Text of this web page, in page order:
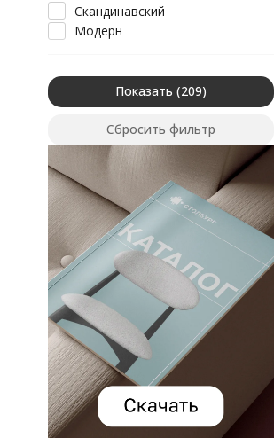
Скандинавский
Модерн
Показать
Сбросить фильтр